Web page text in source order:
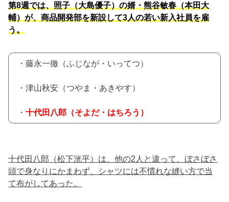
第8週では、照子（大島優子）の婿・熊谷敏春（本田大
輔）が、商品開発部を新設して3人の若い新入社員を雇
う。
・藤永一徹（ふじなが・いってつ）
・津山秋安（つやま・あきやす）
・ 十代田八郎（そよだ・はちろう）
十代田八郎（松下洸平）は、他の2人と違って、ぼさぼさ
頭で身なりにかまわず、シャツには不慣れな縫い方で当
て布がしてあった。